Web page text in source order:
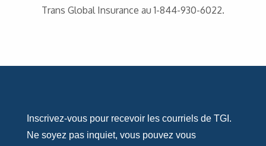
Trans Global Insurance au 1-844-930-6022.
Inscrivez-vous pour recevoir les courriels de TGI.
Ne soyez pas inquiet, vous pouvez vous